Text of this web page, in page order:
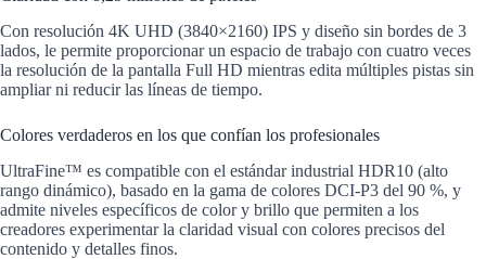
Con resolución 4K UHD (3840×2160) IPS y diseño sin bordes de 3
lados, le permite proporcionar un espacio de trabajo con cuatro veces
la resolución de la pantalla Full HD mientras edita múltiples pistas sin
ampliar ni reducir las líneas de tiempo.
Colores verdaderos en los que confían los profesionales
UltraFine™ es compatible con el estándar industrial HDR10 (alto
rango dinámico), basado en la gama de colores DCI-P3 del 90 %, y
admite niveles específicos de color y brillo que permiten a los
creadores experimentar la claridad visual con colores precisos del
contenido y detalles finos.